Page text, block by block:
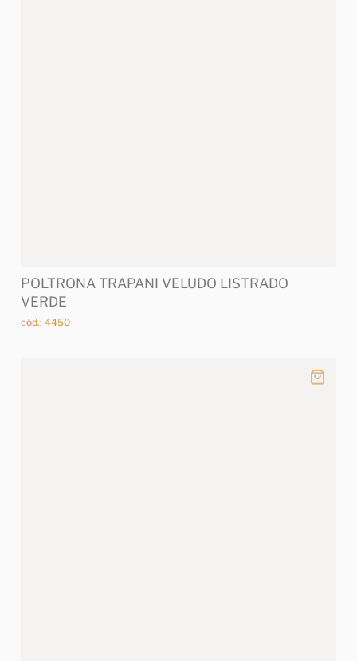
POLTRONA TRAPANI VELUDO LISTRADO
VERDE
cód.: 4450